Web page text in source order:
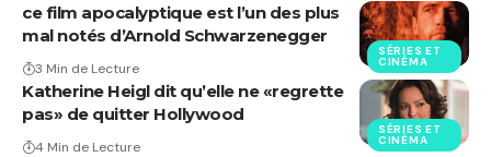
SÉRIES ET
CINÉMA
ce film apocalyptique est l’un des plus
mal notés d’Arnold Schwarzenegger
3 Min de Lecture
SÉRIES ET
CINÉMA
Katherine Heigl dit qu’elle ne «regrette
pas» de quitter Hollywood
4 Min de Lecture